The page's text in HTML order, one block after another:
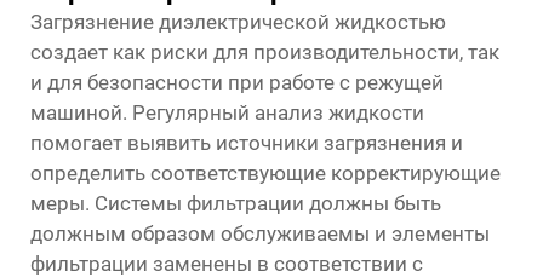
Загрязнение диэлектрической жидкостью
создает как риски для производительности, так
и для безопасности при работе с режущей
машиной. Регулярный анализ жидкости
помогает выявить источники загрязнения и
определить соответствующие корректирующие
меры. Системы фильтрации должны быть
должным образом обслуживаемы и элементы
фильтрации заменены в соответствии с